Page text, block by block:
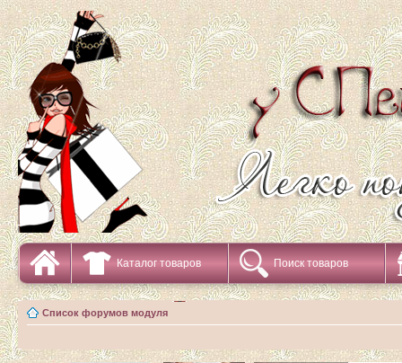
Каталог товаров Поиск товаров
Список форумов модуля